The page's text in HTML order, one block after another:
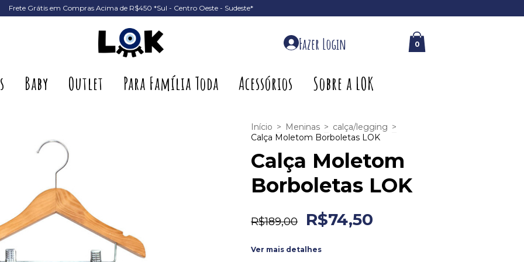
Frete Grátis em Compras Acima de R$450 *Sul - Centro Oeste - Sudeste*
Fazer Login 0
Baby Outlet Para Família Toda Acessórios Sobre a LOK
Início > Meninas > calça/legging >
Calça Moletom Borboletas LOK
Calça Moletom
Borboletas LOK
R$189,00 R$74,50
Ver mais detalhes